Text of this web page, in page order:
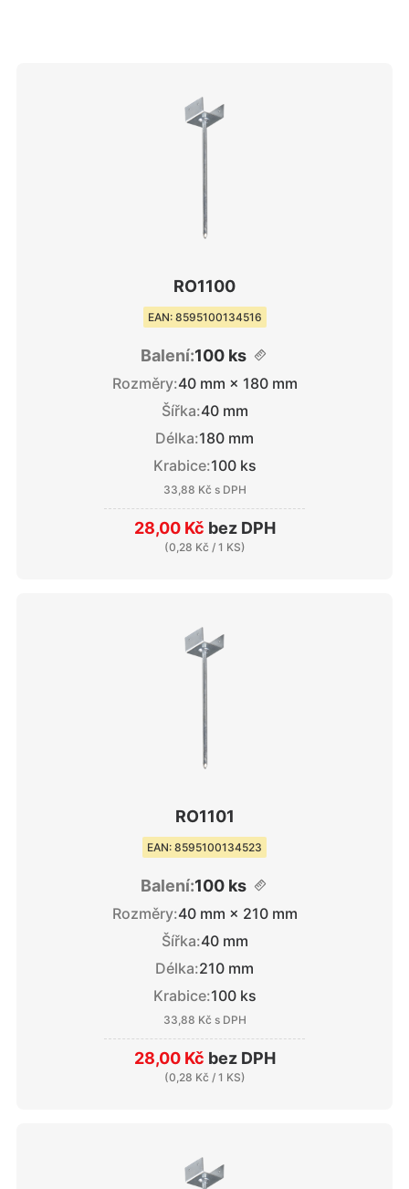
RO1100
EAN: 8595100134516
Balení:100 ks
Rozměry:40 mm × 180 mm
Šířka:40 mm
Délka:180 mm
Krabice:100 ks
33,88 Kč s DPH
28,00 Kč bez DPH
(0,28 Kč / 1 KS)
RO1101
EAN: 8595100134523
Balení:100 ks
Rozměry:40 mm × 210 mm
Šířka:40 mm
Délka:210 mm
Krabice:100 ks
33,88 Kč s DPH
28,00 Kč bez DPH
(0,28 Kč / 1 KS)